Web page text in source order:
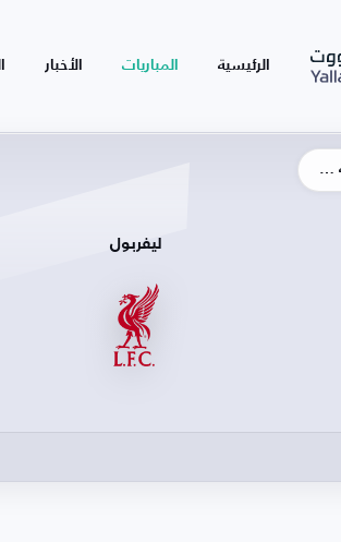
الرئيسية المباريات الأخبار
مباراة ودية - أندية
ليفربول